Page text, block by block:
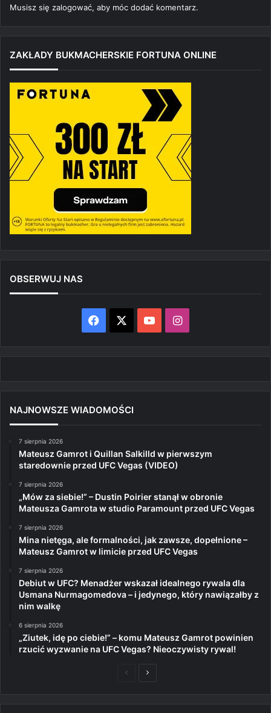
Musisz się zalogować, aby móc dodać komentarz.
ZAKŁADY BUKMACHERSKIE FORTUNA ONLINE
OBSERWUJ NAS
Facebook YouTubeInstagram
NAJNOWSZE WIADOMOŚCI
7 sierpnia 2026
Mateusz Gamrot i Quillan Salkilld w pierwszym
staredownie przed UFC Vegas (VIDEO)
7 sierpnia 2026
„Mów za siebie!” – Dustin Poirier stanął w obronie
Mateusza Gamrota w studio Paramount przed UFC Vegas
7 sierpnia 2026
Mina nietęga, ale formalności, jak zawsze, dopełnione –
Mateusz Gamrot w limicie przed UFC Vegas
7 sierpnia 2026
Debiut w UFC? Menadżer wskazał idealnego rywala dla
Usmana Nurmagomedova – i jedynego, który nawiązałby z
nim walkę
6 sierpnia 2026
„Ziutek, idę po ciebie!” – komu Mateusz Gamrot powinien
rzucić wyzwanie na UFC Vegas? Nieoczywisty rywal!
PoprzedniaNastępna